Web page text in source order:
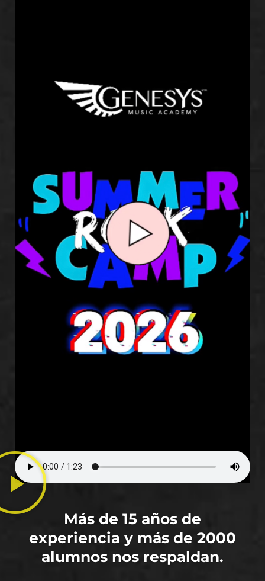
Más de 15 años de
experiencia y más de 2000
alumnos nos respaldan.